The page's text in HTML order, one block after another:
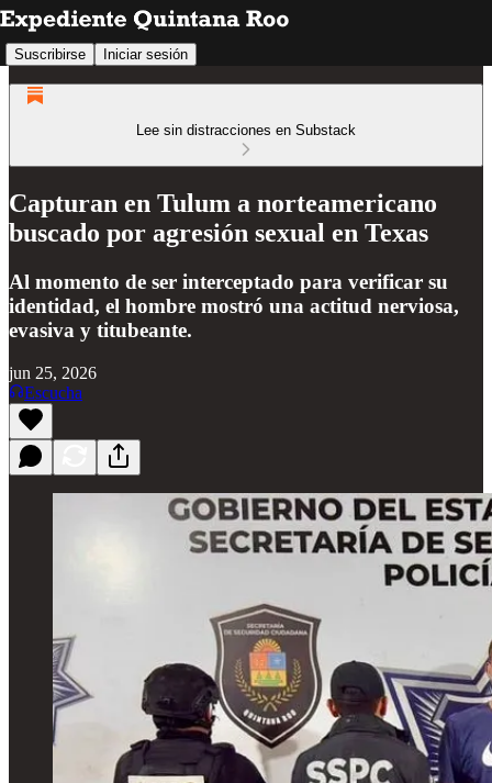
Suscribirse Iniciar sesión
Lee sin distracciones en Substack
Capturan en Tulum a norteamericano
buscado por agresión sexual en Texas
Al momento de ser interceptado para verificar su
identidad, el hombre mostró una actitud nerviosa,
evasiva y titubeante.
jun 25, 2026
Escucha